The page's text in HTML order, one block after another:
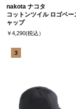
nakota ナコタ
コットンツイル ロゴベー
ャップ
￥4,290(税込）